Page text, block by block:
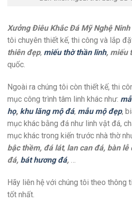
Xưởng Điêu Khắc Đá Mỹ Nghệ
tôi chuyên thiết kế, thi công và lắp
thiên đẹp, miếu thờ thần linh, miếu
quốc.
Ngoài ra chúng tôi còn thiết kế, thi
mục công trình tâm linh khác như:
họ, khu lăng mộ đá, mẫu mộ đẹp,
mục khác bằng đá như linh vật đá,
mục khác trong kiến trước nhà thờ
bậc thềm, đá lát, lan can đá, bàn
đá, bát hương đá, …
Hãy liên hệ với chúng tôi theo thông
tốt nhất.